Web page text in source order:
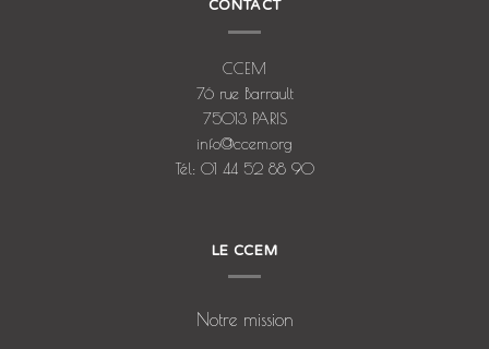
CONTACT
CCEM
76 rue Barrault
75013 PARIS
info@ccem.org
Tél: 01 44 52 88 90
LE CCEM
Notre mission